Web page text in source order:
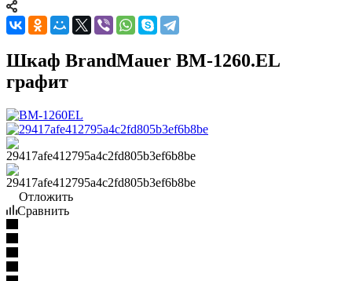
Шкаф BrandMauer BM-1260.EL
графит
Отложить
Сравнить